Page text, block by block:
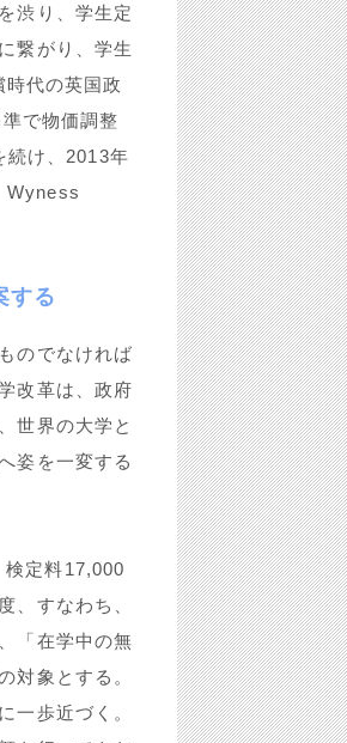
渋り、学生定
繋がり、学生
代の英国政
で物価調整
続け、2013年
Wyness
する
のでなければ
改革は、政府
世界の大学と
姿を一変する
定料17,000
、すなわち、
「在学中の無
対象とする。
一歩近づく。